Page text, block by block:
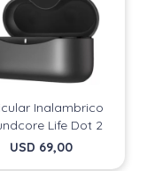
Inalambrico
Life Dot 2
USD 69,00